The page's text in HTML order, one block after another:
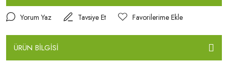
Yorum Yaz Tavsiye Et
ÜRÜN BİLGİSİ